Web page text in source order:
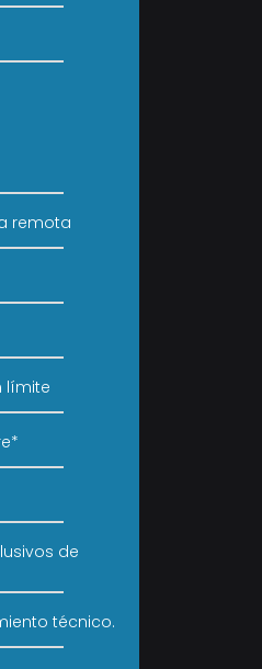
remota
límite
de
técnico.